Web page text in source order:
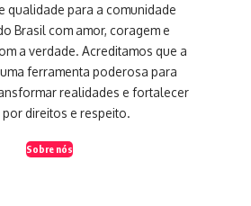
qualidade para a comunidade
Brasil com amor, coragem e
a verdade. Acreditamos que a
ferramenta poderosa para
realidades e fortalecer
por direitos e respeito.
Sobre nós